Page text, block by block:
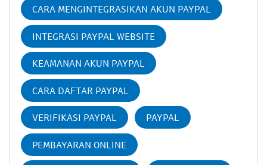
CARA MENGINTEGRASIKAN AKUN PAYPAL
INTEGRASI PAYPAL WEBSITE
KEAMANAN AKUN PAYPAL
CARA DAFTAR PAYPAL
VERIFIKASI PAYPAL PAYPAL
PEMBAYARAN ONLINE